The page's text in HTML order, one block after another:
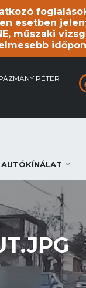
esetben
műszaki
PÉTER
AUTÓKÍNÁLAT